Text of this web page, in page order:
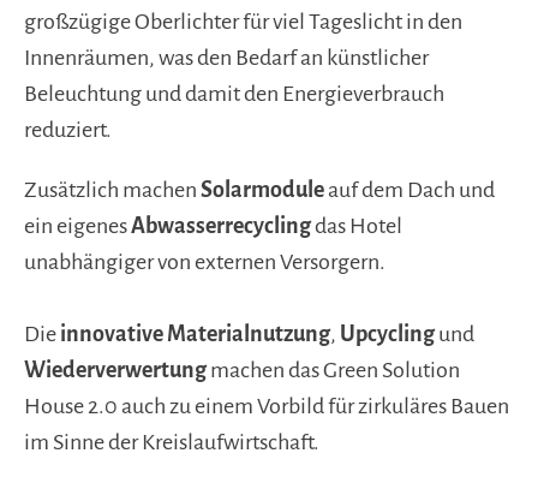
großzügige Oberlichter für viel Tageslicht in den
Innenräumen, was den Bedarf an künstlicher
Beleuchtung und damit den Energieverbrauch
reduziert.
Zusätzlich machen Solarmodule auf dem Dach und
ein eigenesAbwasserrecyclingdas Hotel
unabhängiger von externen Versorgern.
Die innovative Materialnutzung, Upcyclingund
Wiederverwertungmachen das Green Solution
House 2.0 auch zu einem Vorbild für zirkuläres Bauen
im Sinne der Kreislaufwirtschaft.